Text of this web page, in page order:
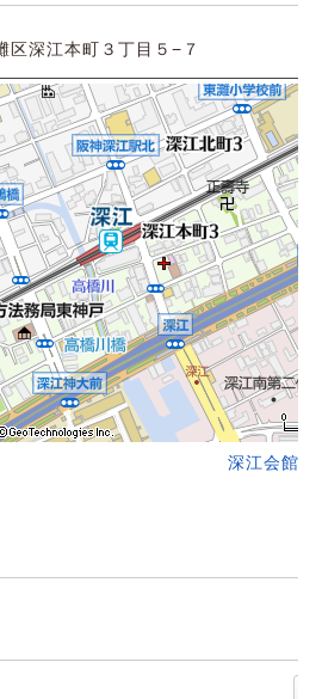
区深江本町３丁目５−７
深江会館